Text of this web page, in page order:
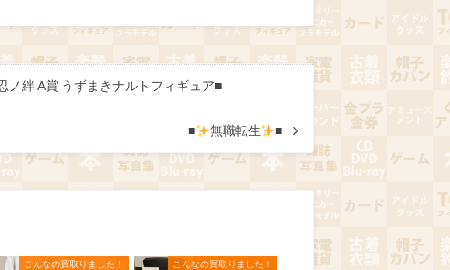
絆 A賞 うずまきナルトフィギュア■
■ 無職転生 ■
こんなの買取りました！ こんなの買取りました！